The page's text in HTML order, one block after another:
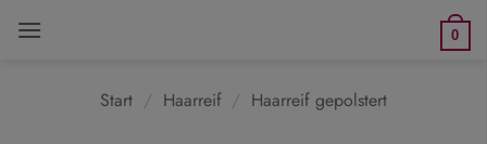
Inhalt
0
Start / Haarreif / Haarreif gepolstert